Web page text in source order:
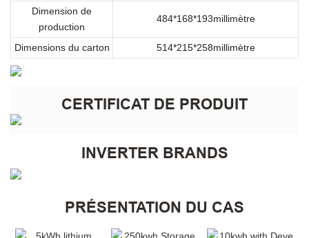
Dimension de
production
484*168*193millimètre
Dimensions du carton 514*215*258millimètre
CERTIFICAT DE PRODUIT
INVERTER BRANDS
PRÉSENTATION DU CAS